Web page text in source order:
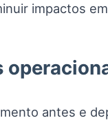
impactos
antes e